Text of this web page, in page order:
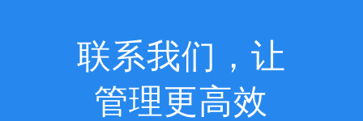
联系我们，让
管理更高效